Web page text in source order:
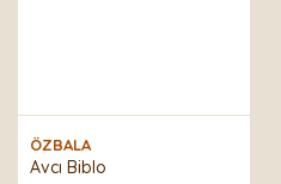
ÖZBALA
Avcı Biblo